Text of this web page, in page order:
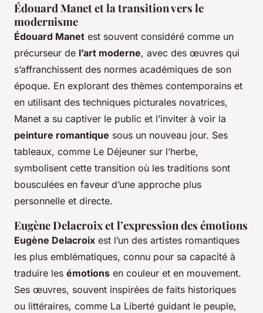
Édouard Manet et la transition vers le
modernisme
Édouard Manet est souvent considéré comme un
précurseur de l’art moderne, avec des œuvres qui
s’affranchissent des normes académiques de son
époque. En explorant des thèmes contemporains et
en utilisant des techniques picturales novatrices,
Manet a su captiver le public et l’inviter à voir la
peinture romantique sous un nouveau jour. Ses
tableaux, comme Le Déjeuner sur l’herbe,
symbolisent cette transition où les traditions sont
bousculées en faveur d’une approche plus
personnelle et directe.
Eugène Delacroix et l’expression des émotions
Eugène Delacroix est l’un des artistes romantiques
les plus emblématiques, connu pour sa capacité à
traduire les émotions en couleur et en mouvement.
Ses œuvres, souvent inspirées de faits historiques
ou littéraires, comme La Liberté guidant le peuple,